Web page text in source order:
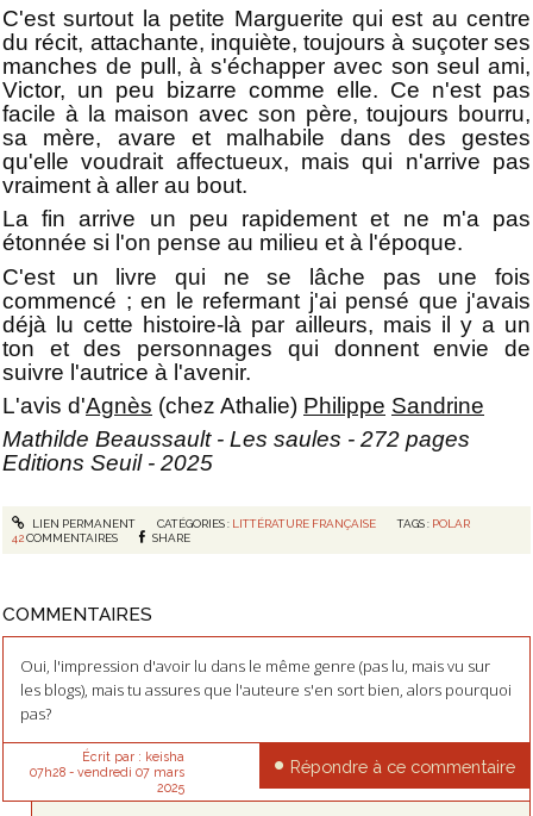
C'est surtout la petite Marguerite qui est au centre
du récit, attachante, inquiète, toujours à suçoter ses
manches de pull, à s'échapper avec son seul ami,
Victor, un peu bizarre comme elle. Ce n'est pas
facile à la maison avec son père, toujours bourru,
sa mère, avare et malhabile dans des gestes
qu'elle voudrait affectueux, mais qui n'arrive pas
vraiment à aller au bout.
La fin arrive un peu rapidement et ne m'a pas
étonnée si l'on pense au milieu et à l'époque.
C'est un livre qui ne se lâche pas une fois
commencé ; en le refermant j'ai pensé que j'avais
déjà lu cette histoire-là par ailleurs, mais il y a un
ton et des personnages qui donnent envie de
suivre l'autrice à l'avenir.
L'avis d'Agnès (chez Athalie) Philippe Sandrine
Mathilde Beaussault - Les saules - 272 pages
Editions Seuil - 2025
LIEN PERMANENT CATÉGORIES : LITTÉRATURE FRANÇAISE TAGS : POLAR
42COMMENTAIRES SHARE
COMMENTAIRES
Oui, l'impression d'avoir lu dans le même genre (pas lu, mais vu sur
les blogs), mais tu assures que l'auteure s'en sort bien, alors pourquoi
pas?
Écrit par : keisha
07h28- vendredi 07 mars
2025
Répondre à ce commentaire